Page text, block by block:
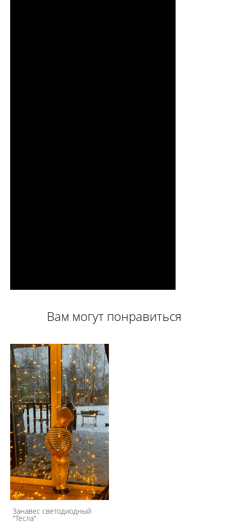
Вам могут понравиться
Занавес светодиодный
"Тесла"